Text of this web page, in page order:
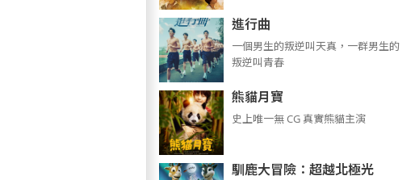
進行曲
​​​一個男生的叛逆叫天真，一群男生的
叛逆叫青春
熊貓月寶
史上唯一無 CG 真實熊貓主演
馴鹿大冒險：超越北極光